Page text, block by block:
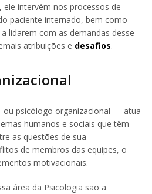
ele intervém nos processos de
paciente internado, bem como
lidarem com as demandas desse
atribuições e desafios.
psicólogo organizacional — atua
humanos e sociais que têm
as questões de sua
de membros das equipes, o
motivacionais.
área da Psicologia são a